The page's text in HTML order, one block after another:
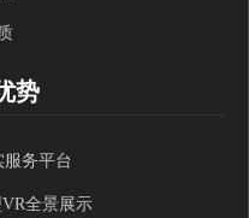
势
务平台
全景展示